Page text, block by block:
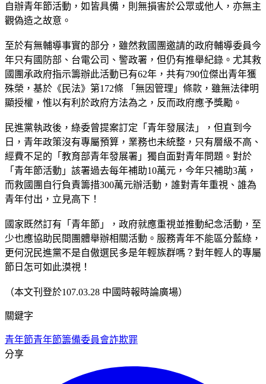
自辦青年節活動，如皆具備，則無損害於公眾或他人，亦無主
觀偽造之故意。
至於有無輔導事實的部分，雖然救國團邀請的政府輔導委員今
年只有國防部、台電公司、警政署，但仍有推舉紀錄。尤其救
國團承政府指示籌辦此活動已有62年，共有790位傑出青年獲
殊榮，基於《民法》第172條 「無因管理」條款，雖無法律明
顯授權，惟以有利於政府方法為之，反而政府應予獎勵。
民進黨執政後，綠委曾提案訂定「青年發展法」，但直到今
日，青年政策沒有專屬預算，業務也未統整，只有層級不高、
經費不足的「教育部青年發展署」獨自面對青年問題。對於
「青年節活動」該署過去每年補助10萬元，今年只補助3萬，
而救國團自行負責籌措300萬元辦活動，誰對青年重視、誰為
青年付出，立見高下！
國家既然訂有「青年節」，政府就應重視並推動紀念活動，至
少也應協助民間團體舉辦相關活動。服務青年不能區分藍綠，
更何況民進黨不是自傲選民多是年輕族群嗎？對年輕人的專屬
節日怎可如此漠視！
（本文刊登於107.03.28 中國時報時論廣場）
關鍵字
青年節青年節籌備委員會詐欺罪
分享